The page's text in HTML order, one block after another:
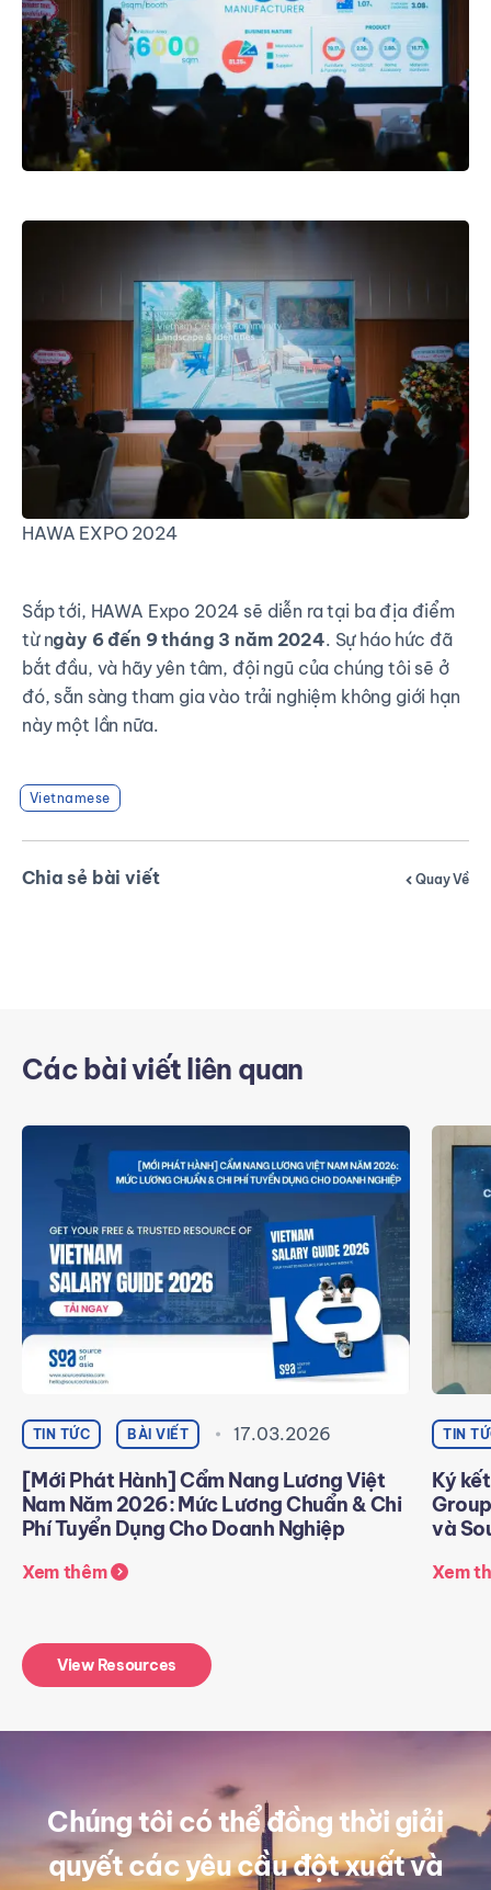
HAWA EXPO 2024
Sắp tới, HAWA Expo 2024 sẽ diễn ra tại ba địa điểm
từ ngày 6 đến 9 tháng 3 năm 2024. Sự háo hức đã
bắt đầu, và hãy yên tâm, đội ngũ của chúng tôi sẽ ở
đó, sẵn sàng tham gia vào trải nghiệm không giới hạn
này một lần nữa.
Vietnamese
Chia sẻ bài viết Quay Về
Các bài viết liên quan
TIN TỨC BÀI VIẾT 17.03.2026
[Mới Phát Hành] Cẩm Nang Lương Việt
Nam Năm 2026: Mức Lương Chuẩn & Chi
Phí Tuyển Dụng Cho Doanh Nghiệp
Xem thêm
TIN
Ký
và
Xem
View Resources
Chúng tôi có thể đồng thời giải
quyết các yêu cầu đột xuất và